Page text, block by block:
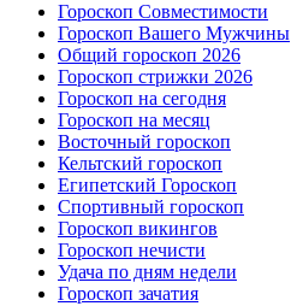
Гороскоп Совместимости
Гороскоп Вашего Мужчины
Общий гороскоп 2026
Гороскоп стрижки 2026
Гороскоп на сегодня
Гороскоп на месяц
Восточный гороскоп
Кельтский гороскоп
Египетский Гороскоп
Спортивный гороскоп
Гороскоп викингов
Гороскоп нечисти
Удача по дням недели
Гороскоп зачатия